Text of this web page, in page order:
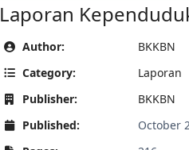
Laporan
Author:
BKKBN
Category:
Laporan
Publisher:
BKKBN
Published:
October